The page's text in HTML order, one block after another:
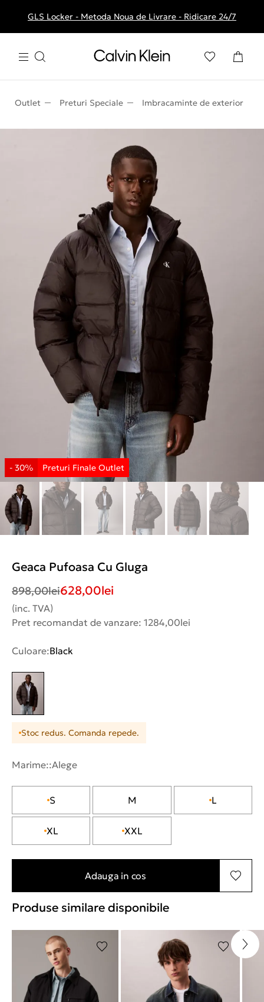
Livrare gratuita la comenzile de peste 250 RON
GLS Locker - Metoda Noua de Livrare - Ridicare 24/7
Outlet Preturi Speciale Imbracaminte de exterior
Geaca Pufoasa Cu Gluga
898,00lei628,00lei
(inc. TVA)
Pret recomandat de vanzare: 1284,00lei
Culoare:Black
Stoc redus. Comanda repede.
Marime::Alege
S M L
XL XXL
Adauga in cos
Produse similare disponibile